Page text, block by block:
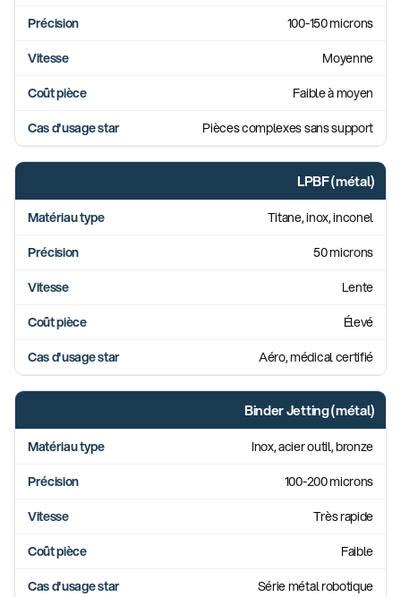
100-150 microns
Moyenne
Faible à moyen
Pièces complexes sans support
LPBF (métal)
Titane, inox, inconel
50 microns
Lente
Élevé
Aéro, médical certifié
Binder Jetting (métal)
Inox, acier outil, bronze
100-200 microns
Très rapide
Faible
Série métal robotique